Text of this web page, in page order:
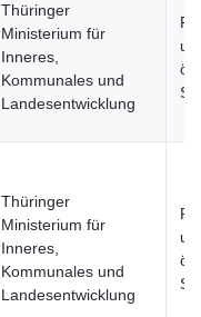
Thüringer
Ministerium für
Inneres,
Kommunales und
Landesentwicklung
Thüringer
Ministerium für
Inneres,
Kommunales und
Landesentwicklung